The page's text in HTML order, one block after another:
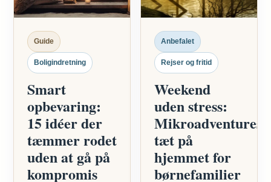
Guide
Boligindretning
Smart
opbevaring:
15 idéer der
tæmmer rodet
uden at gå på
kompromis
Anbefalet
Rejser og fritid
Weekend
uden stress:
Mikroadventures
tæt på
hjemmet for
børnefamilier